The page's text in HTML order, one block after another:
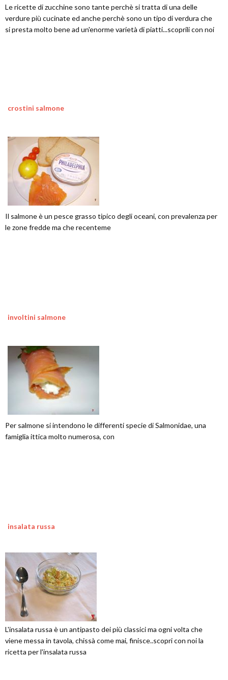
Le ricette di zucchine sono tante perchè si tratta di una delle
verdure più cucinate ed anche perchè sono un tipo di verdura che
si presta molto bene ad un'enorme varietà di piatti...scoprili con noi
crostini salmone
Il salmone è un pesce grasso tipico degli oceani, con prevalenza per
le zone fredde ma che recenteme
involtini salmone
Per salmone si intendono le differenti specie di Salmonidae, una
famiglia ittica molto numerosa, con
insalata russa
L'insalata russa è un antipasto dei più classici ma ogni volta che
viene messa in tavola, chissà come mai, finisce..scopri con noi la
ricetta per l'insalata russa